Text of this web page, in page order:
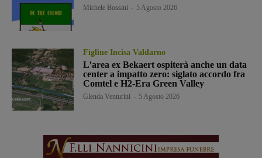
Michele Bossini 5 Agosto 2026
Figline Incisa Valdarno
L’area ex Bekaert ospiterà anche un data
center a impatto zero: siglato accordo fra
Comtel e H2-Era Green Valley
Glenda Venturini 5 Agosto 2026